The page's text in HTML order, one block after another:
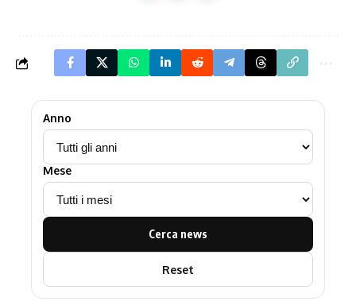
Anno
Mese
Cerca news
Reset